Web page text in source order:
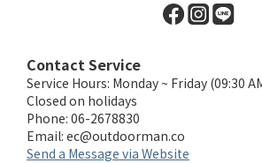
Contact Service
Service Hours: Monday ~ Friday (09:30
Closed on holidays
Phone: 06-2678830
Email: ec@outdoorman.co
Send a Message via Website